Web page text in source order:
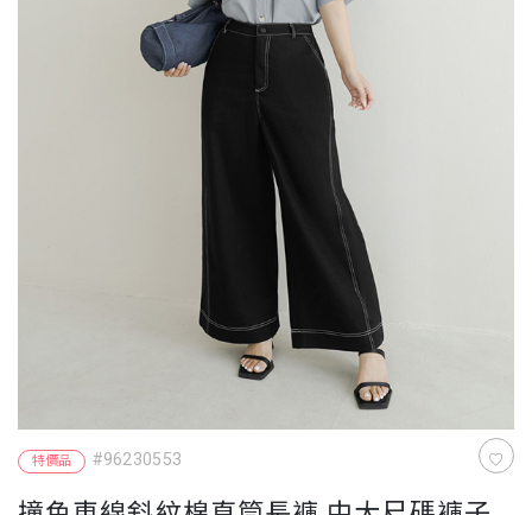
特價品 #96230553